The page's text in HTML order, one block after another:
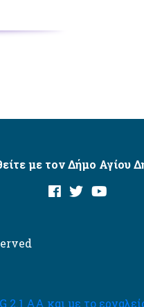
με τον Δήμο Αγίου
AA και με το